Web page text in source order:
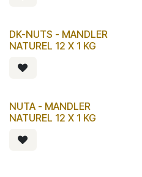
DK-NUTS - MANDLER
NATUREL 12 X 1 KG
NUTA - MANDLER
NATUREL 12 X 1 KG